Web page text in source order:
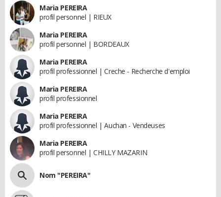
Maria PEREIRA
profil personnel | RIEUX
Maria PEREIRA
profil personnel | BORDEAUX
Maria PEREIRA
profil professionnel | Creche - Recherche d'emploi
Maria PEREIRA
profil professionnel
Maria PEREIRA
profil professionnel | Auchan - Vendeuses
Maria PEREIRA
profil personnel | CHILLY MAZARIN
Nom "PEREIRA"